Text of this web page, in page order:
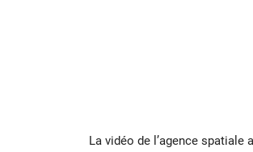
La vidéo de l’agence